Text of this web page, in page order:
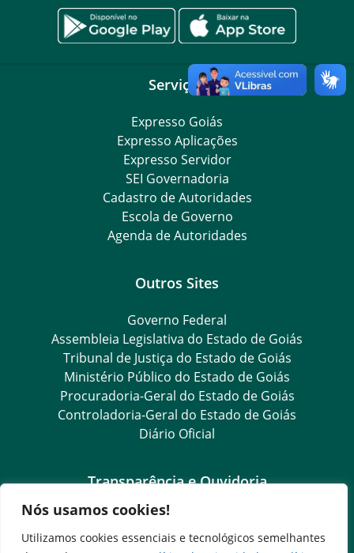
Nós usamos cookies!
Utilizamos cookies essenciais e tecnológicos semelhantes
Serviços
Expresso Goiás
Expresso Aplicações
Expresso Servidor
SEI Governadoria
Cadastro de Autoridades
Escola de Governo
Agenda de Autoridades
Outros Sites
Governo Federal
Assembleia Legislativa do Estado de Goiás
Tribunal de Justiça do Estado de Goiás
Ministério Público do Estado de Goiás
Procuradoria-Geral do Estado de Goiás
Controladoria-Geral do Estado de Goiás
Diário Oficial
Transparência e Ouvidoria
LGPD
Goiás Transparência